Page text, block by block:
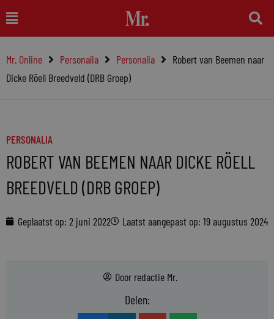
naar
inhoud
Main
Menu
Mr. Online Personalia Personalia
Robert van Beemen naar
Dicke Röell Breedveld (DRB Groep)
PERSONALIA
ROBERT VAN BEEMEN NAAR DICKE RÖELL
BREEDVELD (DRB GROEP)
Geplaatst op: 2 juni 2022 Laatst aangepast op: 19 augustus 2024
Door redactie Mr.
Delen: